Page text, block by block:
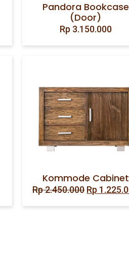
Pandora Bookcase
(Door)
Rp 3.150.000
Kommode Cabinet
Rp2.450.000 Original
Rp